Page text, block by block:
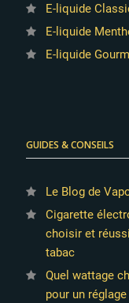
E-liquide
E-liquide
E-liquide
GUIDES & CONSEILS
Le Blog de
Cigarette
choisir et
tabac
Quel wattage
pour un